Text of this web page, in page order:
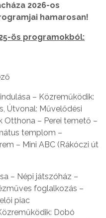
2026-os
hamarosan!
ös programokból:
– Közreműködik:
Útvonal: Művelődési
Otthona – Perei temető –
templom –
– Mini ABC (Rákóczi út
– Népi játszóház –
foglalkozás –
piac
Dobó